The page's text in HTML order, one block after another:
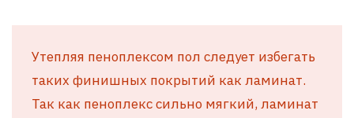
Утепляя пеноплексом пол следует избегать
таких финишных покрытий как ламинат.
Так как пеноплекс сильно мягкий, ламинат